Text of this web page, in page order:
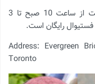
این فستیوال روز یک شنبه 11 آگوست از ساعت 10 صبح تا 3
رایگان است.
Address: Evergreen
Toronto